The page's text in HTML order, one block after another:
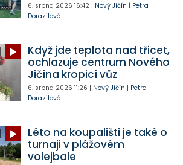
6. srpna 2026 16:42| Nový Jičín | Petra
Dorazilová
Když jde teplota nad třicet,
ochlazuje centrum Nového
Jičína kropicí vůz
6. srpna 2026 11:26 | Nový Jičín | Petra
Dorazilová
Léto na koupališti je také o
turnaji v plážovém
volejbale